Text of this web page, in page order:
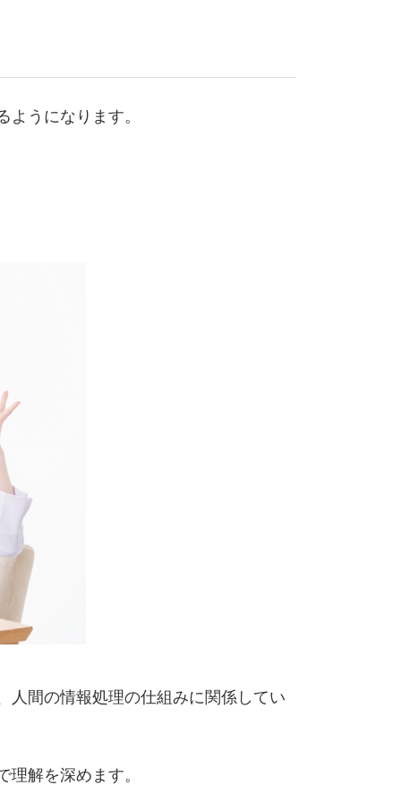
うになります。
人間の情報処理の仕組みに関係してい
理解を深めます。